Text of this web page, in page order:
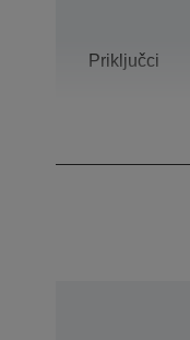
Priključci